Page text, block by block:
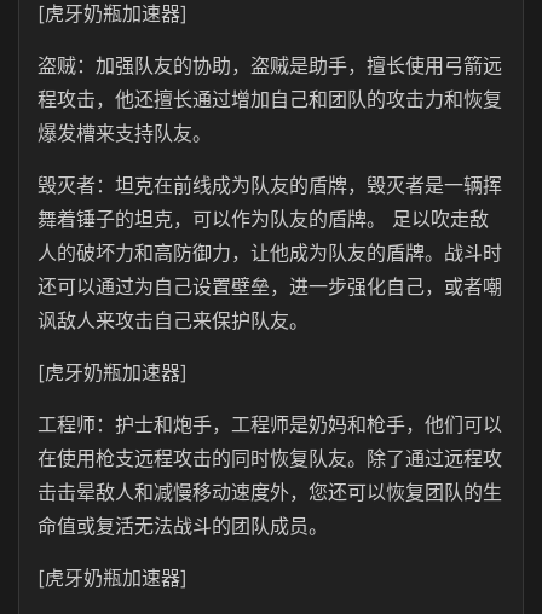
[虎牙奶瓶加速器]
盗贼：加强队友的协助，盗贼是助手，擅长使用弓箭远
程攻击，他还擅长通过增加自己和团队的攻击力和恢复
爆发槽来支持队友。
毁灭者：坦克在前线成为队友的盾牌，毁灭者是一辆挥
舞着锤子的坦克，可以作为队友的盾牌。 足以吹走敌
人的破坏力和高防御力，让他成为队友的盾牌。战斗时
还可以通过为自己设置壁垒，进一步强化自己，或者嘲
讽敌人来攻击自己来保护队友。
[虎牙奶瓶加速器]
工程师：护士和炮手，工程师是奶妈和枪手，他们可以
在使用枪支远程攻击的同时恢复队友。除了通过远程攻
击击晕敌人和减慢移动速度外，您还可以恢复团队的生
命值或复活无法战斗的团队成员。
[虎牙奶瓶加速器]